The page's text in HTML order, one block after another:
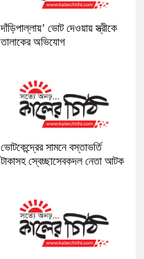
দাঁড়িপাল্লায়’ ভোট দেওয়ায় স্ত্রীকে
তালাকের অভিযোগ
ভোটকেন্দ্রের সামনে বস্তাভর্তি
টাকাসহ স্বেচ্ছাসেবকদল নেতা আটক